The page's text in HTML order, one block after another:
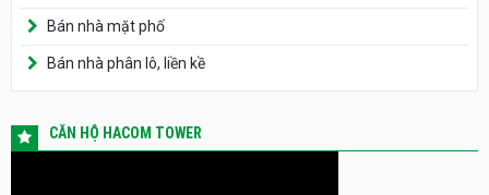
Bán nhà mặt phố
Bán nhà phân lô, liền kề
CĂN HỘ HACOM TOWER